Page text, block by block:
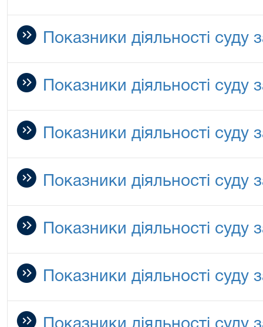
Показники діяльності суду
Показники діяльності суду
Показники діяльності суду
Показники діяльності суду
Показники діяльності суду
Показники діяльності суду